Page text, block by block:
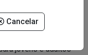
Cancelar
do grupo Impacta,
jovens e adultos